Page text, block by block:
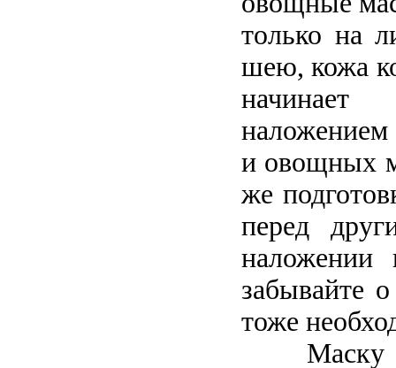
только на
шею, кожа
и овощных
же
перед
забывайте
тоже
Маску